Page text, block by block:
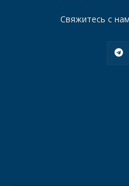
Свяжитесь с